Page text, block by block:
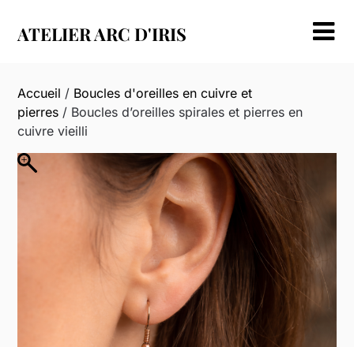
ATELIER ARC D'IRIS
Accueil / Boucles d'oreilles en cuivre et
pierres / Boucles d’oreilles spirales et pierres en
cuivre vieilli